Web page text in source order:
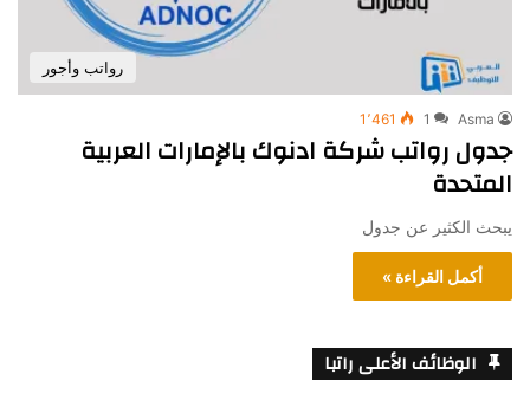
رواتب وأجور
Asma
1 1٬461
جدول رواتب شركة ادنوك بالإمارات العربية
المتحدة
يبحث الكثير عن جدول
أكمل القراءة »
الوظائف الأعلى راتبا